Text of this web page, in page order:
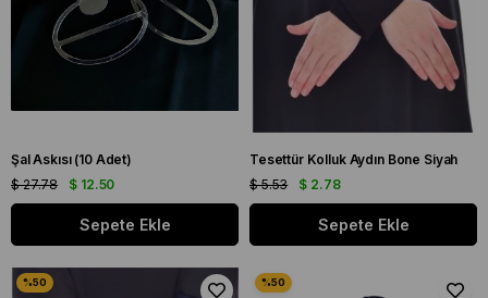
Şal Askısı (10 Adet)
$ 12.50
$ 27.78
Sepete Ekle
Tesettür Kolluk Aydın Bone Siyah
$ 2.78
$ 5.53
Sepete Ekle